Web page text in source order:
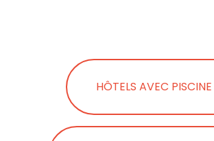
HÔTELS AVEC PISCINE